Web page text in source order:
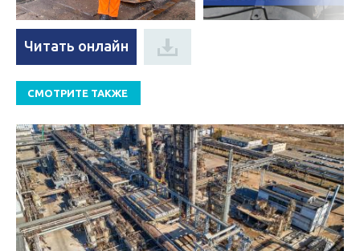
Читать онлайн
СМОТРИТЕ ТАКЖЕ